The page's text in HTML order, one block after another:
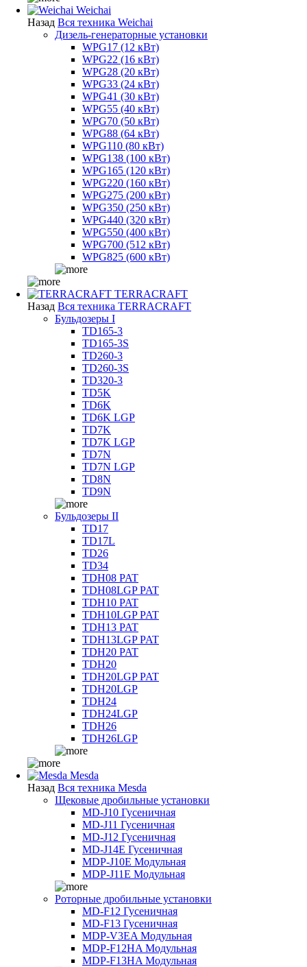
Weichai
Назад Вся техника Weichai
Дизель-генераторные установки
WPG17 (12 кВт)
WPG22 (16 кВт)
WPG28 (20 кВт)
WPG33 (24 кВт)
WPG41 (30 кВт)
WPG55 (40 кВт)
WPG70 (50 кВт)
WPG88 (64 кВт)
WPG110 (80 кВт)
WPG138 (100 кВт)
WPG165 (120 кВт)
WPG220 (160 кВт)
WPG275 (200 кВт)
WPG350 (250 кВт)
WPG440 (320 кВт)
WPG550 (400 кВт)
WPG700 (512 кВт)
WPG825 (600 кВт)
TERRACRAFT
Назад Вся техника TERRACRAFT
Бульдозеры I
TD165-3
TD165-3S
TD260-3
TD260-3S
TD320-3
TD5K
TD6K
TD6K LGP
TD7K
TD7K LGP
TD7N
TD7N LGP
TD8N
TD9N
Бульдозеры II
TD17
TD17L
TD26
TD34
TDH08 PAT
TDH08LGP PAT
TDH10 PAT
TDH10LGP PAT
TDH13 PAT
TDH13LGP PAT
TDH20 PAT
TDH20
TDH20LGP PAT
TDH20LGP
TDH24
TDH24LGP
TDH26
TDH26LGP
Mesda
Назад Вся техника Mesda
Щековые дробильные установки
MD-J10 Гусеничная
MD-J11 Гусеничная
MD-J12 Гусеничная
MD-J14E Гусеничная
MDP-J10E Модульная
MDP-J11E Модульная
Роторные дробильные установки
MD-F12 Гусеничная
MD-F13 Гусеничная
MDP-V3EA Модульная
MDP-F12HA Модульная
MDP-F13HA Модульная